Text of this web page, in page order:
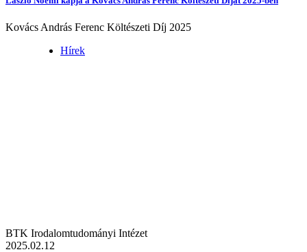
Kovács András Ferenc Költészeti Díj 2025
Hírek
BTK Irodalomtudományi Intézet
2025.02.12